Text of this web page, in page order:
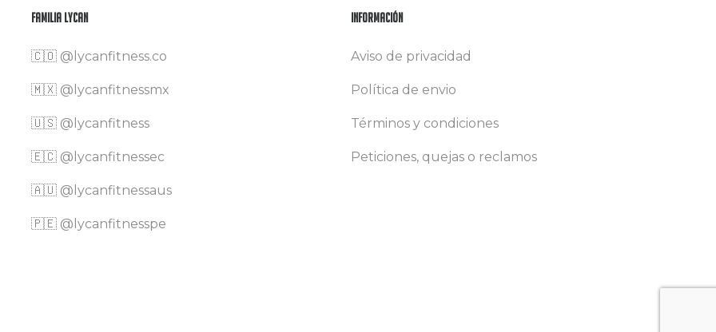
Familia Lycan
🇨🇴 @lycanfitness.co
🇲🇽 @lycanfitnessmx
🇺🇸 @lycanfitness
🇪🇨 @lycanfitnessec
🇦🇺 @lycanfitnessaus
🇵🇪 @lycanfitnesspe
Información
Aviso de privacidad
Política de envio
Términos y condiciones
Peticiones, quejas o reclamos